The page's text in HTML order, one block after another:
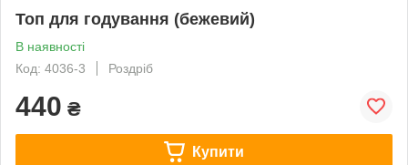
Топ для годування (бежевий)
В наявності
Код: 4036-3
Роздріб
440 ₴
Купити